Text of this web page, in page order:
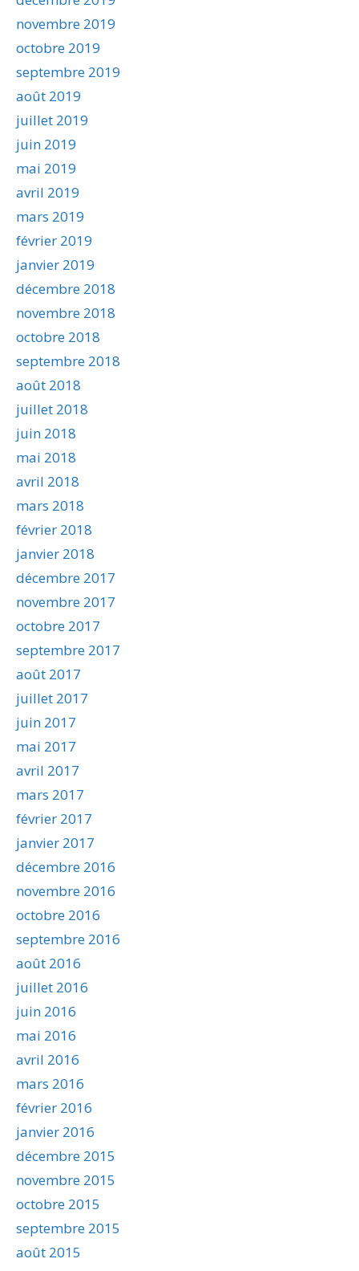
novembre 2019
octobre 2019
septembre 2019
août 2019
juillet 2019
juin 2019
mai 2019
avril 2019
mars 2019
février 2019
janvier 2019
décembre 2018
novembre 2018
octobre 2018
septembre 2018
août 2018
juillet 2018
juin 2018
mai 2018
avril 2018
mars 2018
février 2018
janvier 2018
décembre 2017
novembre 2017
octobre 2017
septembre 2017
août 2017
juillet 2017
juin 2017
mai 2017
avril 2017
mars 2017
février 2017
janvier 2017
décembre 2016
novembre 2016
octobre 2016
septembre 2016
août 2016
juillet 2016
juin 2016
mai 2016
avril 2016
mars 2016
février 2016
janvier 2016
décembre 2015
novembre 2015
octobre 2015
septembre 2015
août 2015